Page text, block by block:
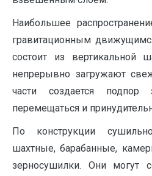
Наибольшее
гравитационным
состоит из вертикальной
непрерывно загружают
части создается
перемещаться и
По конструкции
шахтные, барабанные,
зерносушилки. Они могут